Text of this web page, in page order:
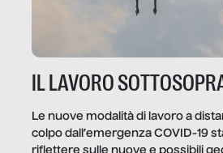
IL LAVORO
Le nuove modalità di lavoro a
colpo dall’emergenza COVID-19
riflettere sulle nuove e possibili